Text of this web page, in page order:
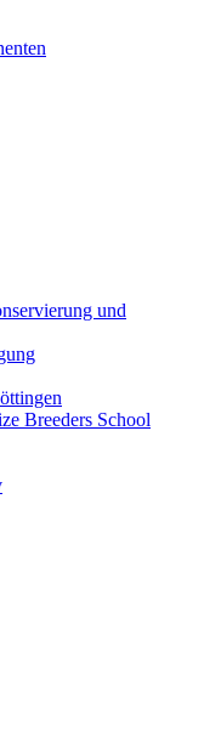
und
Breeders School